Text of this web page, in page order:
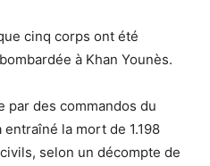
cinq corps ont été
à Khan Younès.
par des commandos du
entraîné la mort de 1.198
selon un décompte de